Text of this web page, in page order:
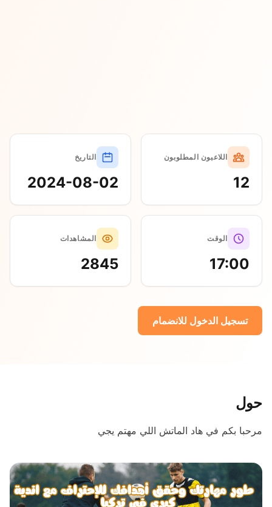
اللاعبون المطلوبون
12
التاريخ
2024-08-02
الوقت
17:00
المشاهدات
2845
تسجيل الدخول للانضمام
حول
مرحبا بكم في هاد الماتش اللي مهتم يجي